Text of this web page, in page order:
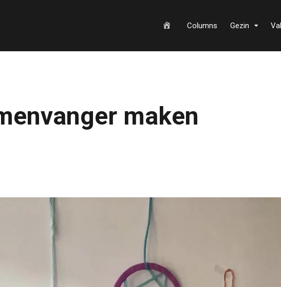
m
Columns Gezin
maken